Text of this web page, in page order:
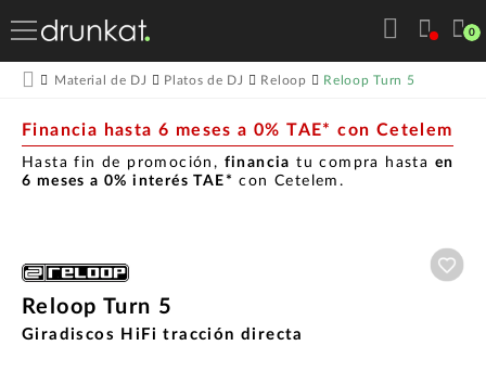
0
Material de DJ Platos de DJ Reloop Reloop Turn 5
Financia hasta 6 meses a 0% TAE* con Cetelem
Hasta fin de promoción, financia tu compra hasta en
6 meses a 0% interés TAE* con Cetelem.
Reloop Turn 5
Giradiscos HiFi tracción directa